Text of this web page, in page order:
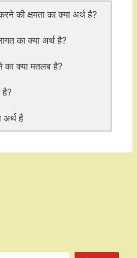
की क्षमता का क्या अर्थ है?
का क्या अर्थ है?
का क्या मतलब है?
है?
अर्थ है